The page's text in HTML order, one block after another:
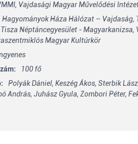
Vajdasági Magyar Művelődési
Hagyományok Háza Hálózat – Vajdaság,
Tisza Néptáncegyesület - Magyarkanizsa,
Magyar Kultúrkör
100 fő
Polyák Dániel, Keszég Ákos, Sterbik
András, Juhász Gyula, Zombori Péter,